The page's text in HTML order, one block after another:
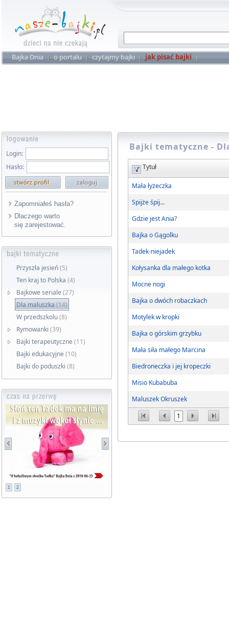
Bajka Dnia o portalu czytajmy bajki jak pisać bajki
Login:
Hasło:
Zapomniałeś hasła?
Dlaczego warto
się zarejestować.
Przyszła jesień(5)
Ten kraj to Polska (4)
Bajkowe seriale (27)
Dla maluszka (14)
W przedszkolu(8)
Rymowanki (39)
Bajki terapeutyczne (11)
Bajki edukacyjne (10)
Bajki do poduszki (8)
1 2
Bajki tematyczne -
Tytuł
1
Mała łyżeczka
Spijże śpij...
Gdzie jest Ania?
Bajka o Gągolku
Tadek-niejadek
Kołysanka dla małego kotka
Mocne nogi
Bajka o dwóch robaczkach
Motylek w kropki
Bajka o górskim grzybku
Mała siła małego Marcina
Biedroneczka i jej kropeczki
Misio Kubabuba
Maluszek Okruszek